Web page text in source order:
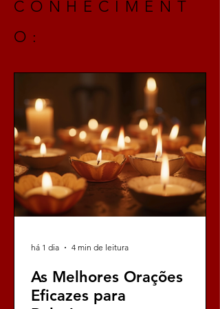
CONHECIMENT
O:
As Melhores Orações
Eficazes para
há 1 dia 4 min de leitura